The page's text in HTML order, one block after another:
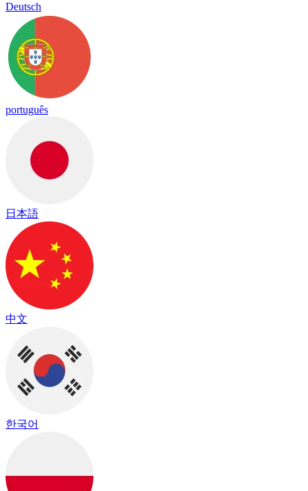
Deutsch
português
日本語
中文
한국어